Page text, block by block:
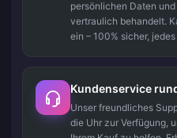
persönlichen Daten
vertraulich behandelt.
ein – 100% sicher,
Kundenservice
Unser freundliches
die Uhr zur Verfügung,